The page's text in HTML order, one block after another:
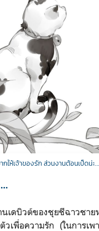
กให้เจ้าของรัก ส่วนงานต้อนเป็ดน่ะ...
วต์ของชุยชีฉาวชายห
เพื่อความรัก (ในการเ